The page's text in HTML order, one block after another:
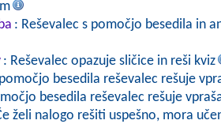
: Reševalec s pomočjo besedila in
: Reševalec opazuje sličice in reši kviz
besedila reševalec rešuje
besedila reševalec rešuje
želi nalogo rešiti uspešno, mora